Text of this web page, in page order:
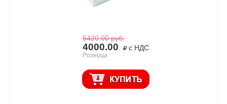
5420.00руб.
4000.00 с НДС
Розница